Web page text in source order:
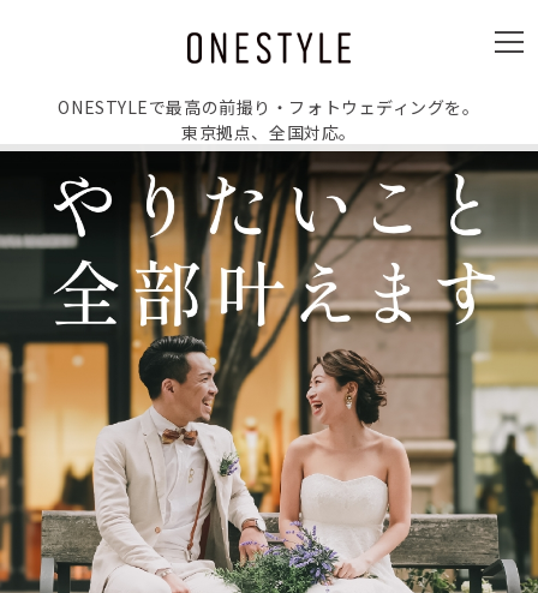
メ
ニ
ー
ONESTYLEで最高の前撮り・フォトウェディングを。
東京拠点、全国対応。